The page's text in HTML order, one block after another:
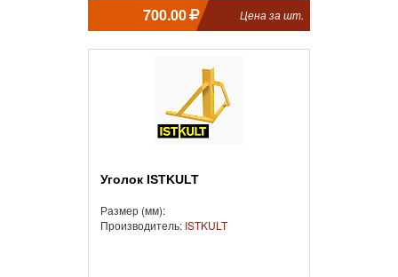
700.00 Цена за шт.
Уголок ISTKULT
Размер (мм):
Производитель: ISTKULT